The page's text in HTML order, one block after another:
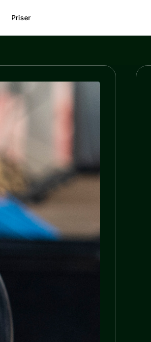
Priser